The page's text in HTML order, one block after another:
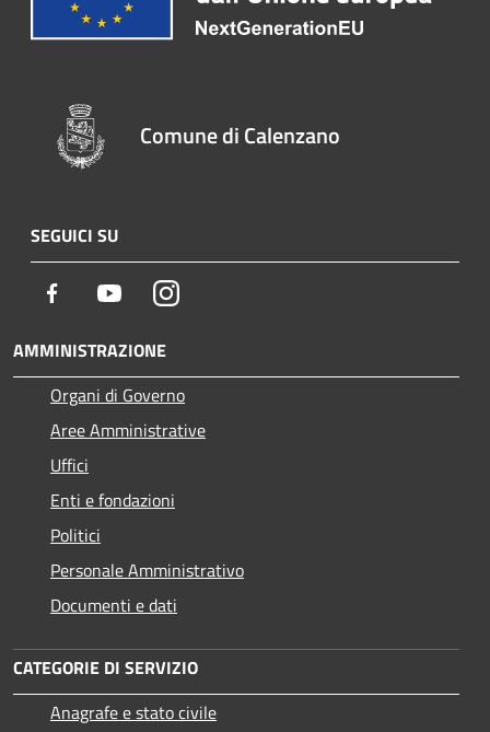
Comune di Calenzano
SEGUICI SU
Facebook YoutubeInstagram
AMMINISTRAZIONE
Organi di Governo
Aree Amministrative
Uffici
Enti e fondazioni
Politici
Personale Amministrativo
Documenti e dati
CATEGORIE DI SERVIZIO
Anagrafe e stato civile